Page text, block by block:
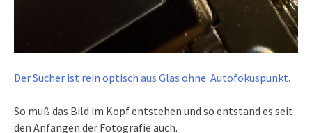
Der Sucher ist rein optisch aus Glas ohne Autofokuspunkt.
So muß das Bild im Kopf entstehen und so entstand es seit
den Anfängen der Fotografie auch.